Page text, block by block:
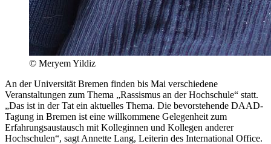
© Meryem Yildiz
An der Universität Bremen finden bis Mai verschiedene
Veranstaltungen zum Thema „Rassismus an der Hochschule“ statt.
„Das ist in der Tat ein aktuelles Thema. Die bevorstehende DAAD-
Tagung in Bremen ist eine willkommene Gelegenheit zum
Erfahrungsaustausch mit Kolleginnen und Kollegen anderer
Hochschulen“, sagt Annette Lang, Leiterin des International Office.